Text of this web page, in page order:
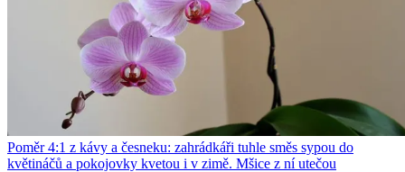
Poměr 4:1 z kávy a česneku: zahrádkáři tuhle směs sypou do
květináčů a pokojovky kvetou i v zimě. Mšice z ní utečou